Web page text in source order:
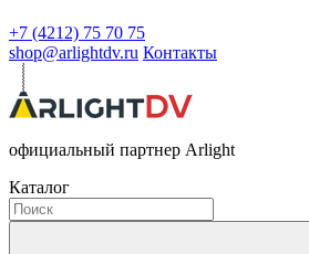
+7 (4212) 75 70 75
shop@arlightdv.ru Контакты
официальный партнер Arlight
Каталог